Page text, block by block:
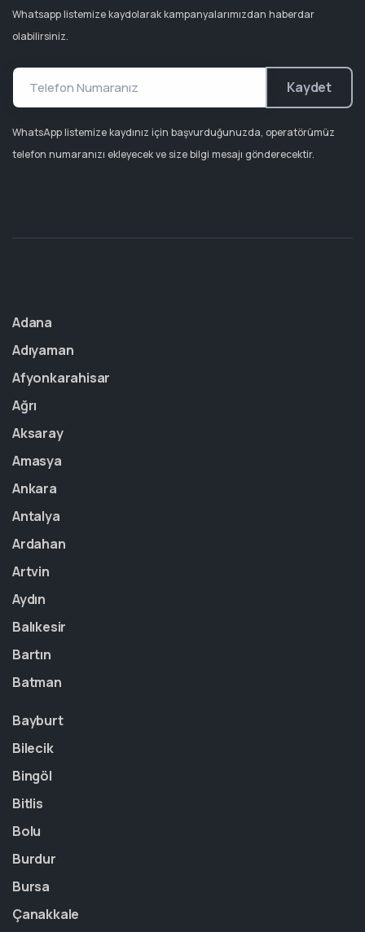
Whatsapp listemize kaydolarak kampanyalarımızdan haberdar
olabilirsiniz.
Kaydet
WhatsApp listemize kaydınız için başvurduğunuzda, operatörümüz
telefon numaranızı ekleyecek ve size bilgi mesajı gönderecektir.
Adana
Adıyaman
Afyonkarahisar
Ağrı
Aksaray
Amasya
Ankara
Antalya
Ardahan
Artvin
Aydın
Balıkesir
Bartın
Batman
Bayburt
Bilecik
Bingöl
Bitlis
Bolu
Burdur
Bursa
Çanakkale